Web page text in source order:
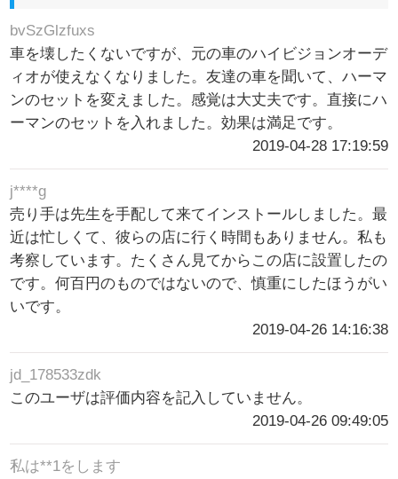
bvSzGlzfuxs
車を壊したくないですが、元の車のハイビジョンオーデ
ィオが使えなくなりました。友達の車を聞いて、ハーマ
ンのセットを変えました。感覚は大丈夫です。直接にハ
ーマンのセットを入れました。効果は満足です。
2019-04-28 17:19:59
j****g
売り手は先生を手配して来てインストールしました。最
近は忙しくて、彼らの店に行く時間もありません。私も
考察しています。たくさん見てからこの店に設置したの
です。何百円のものではないので、慎重にしたほうがい
いです。
2019-04-26 14:16:38
jd_178533zdk
このユーザは評価内容を記入していません。
2019-04-26 09:49:05
私は**1をします